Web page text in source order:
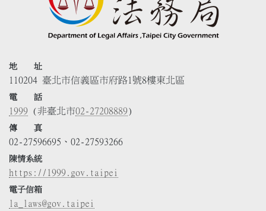
地 址
110204 臺北市信義區市府路1號8樓東北區
電 話
1999 (非臺北市02-27208889)
傳 真
02-27596695、02-27593266
陳情系統
https://1999.gov.taipei
電子信箱
la_laws@gov.taipei